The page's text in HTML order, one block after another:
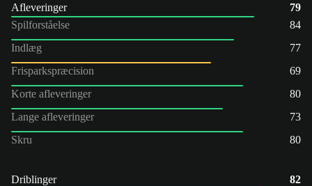
Afleveringer
79
Spilforståelse
84
Indlæg
77
Frisparkspræcision
69
Korte afleveringer
80
Lange afleveringer
73
Skru
80
Driblinger
82